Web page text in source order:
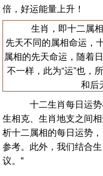
倍，好运能量上升！
生肖，即十二属相
先天不同的属相命运，
属相的先天命运，随着
不一样，此为“运”也，
和后
十二生肖每日运势
生相克、生肖地支之间
析十二属相的每日运势
参考。此外，我们结合
议。"